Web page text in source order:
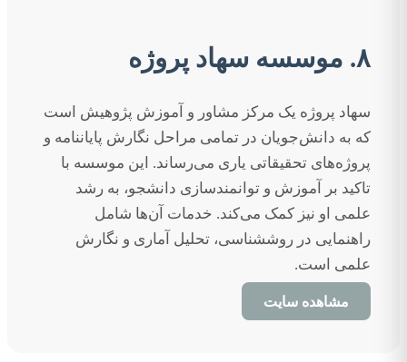
۸. موسسه سهاد پروژه
سهاد پروژه یک مرکز مشاور و آموزش پژوهیش است
که به دانش‌جویان در تمامی مراحل نگارش پایاننامه و
پروژه‌های تحقیقاتی یاری می‌رساند. این موسسه با
تاکید بر آموزش و توانمندسازی دانشجو، به رشد
علمی او نیز کمک می‌کند. خدمات آن‌ها شامل
راهنمایی در روششناسی، تحلیل آماری و نگارش
علمی است.
مشاهده سایت